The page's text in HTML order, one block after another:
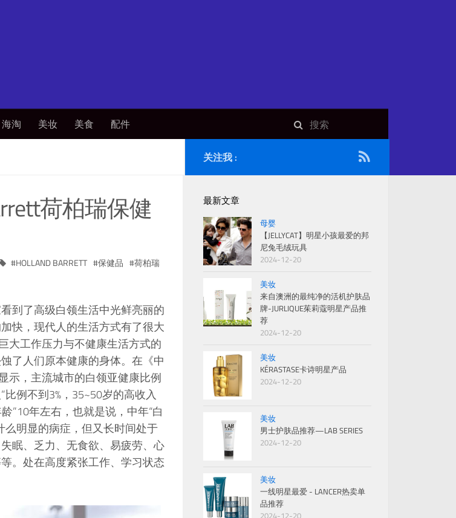
海淘 美妆 美食 配件
荷柏瑞保健
HOLLAND BARRETT 保健品 荷柏瑞
到了高级白领生活中光鲜亮丽的
快，现代人的生活方式有了很大
大工作压力与不健康生活方式的
了人们原本健康的身体。在《中
示，主流城市的白领亚健康比例
例不到3%，35~50岁的高收入
”10年左右，也就是说，中年“白
明显的病症，但又长时间处于
眠、乏力、无食欲、易疲劳、心
。处在高度紧张工作、学习状态
关注我 :
最新文章
母婴
【JELLYCAT】明星小孩最爱的邦
尼兔毛绒玩具
2024-12-20
美妆
来自澳洲的最纯净的活机护肤品
牌-JURLIQUE茱莉蔻明星产品推
荐
2024-12-20
美妆
KÉRASTASE卡诗明星产品
2024-12-20
美妆
男士护肤品推荐—LAB SERIES
2024-12-20
美妆
一线明星最爱 - LANCER热卖单
品推荐
2024-12-20